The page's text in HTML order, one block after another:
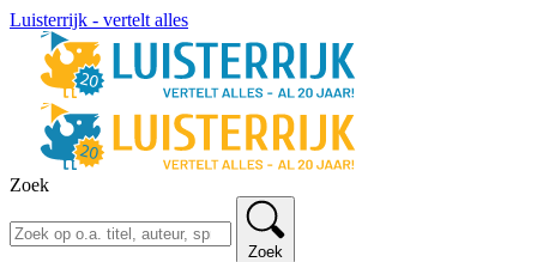
Luisterrijk - vertelt alles
Zoek
Zoek